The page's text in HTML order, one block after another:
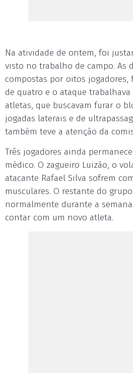
Na atividade de ontem, foi
visto no trabalho de campo. As
compostas por oitos
de quatro e o ataque
atletas, que buscavam furar o
jogadas laterais e de
também teve a atenção da
Três jogadores ainda
médico. O zagueiro Luizão, o
atacante Rafael Silva sofrem
musculares. O restante do
normalmente durante a
contar com um novo atleta.